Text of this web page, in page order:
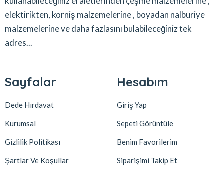
elektirikten, korniş malzemelerine , boyadan nalburiye
malzemelerine ve daha fazlasını bulabileceğiniz tek
adres...
Sayfalar
Dede Hırdavat
Kurumsal
Gizlilik Politikası
Şartlar Ve Koşullar
Hesabım
Giriş Yap
Sepeti Görüntüle
Benim Favorilerim
Siparişimi Takip Et